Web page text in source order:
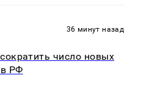
36 минут назад
число новых
РФ